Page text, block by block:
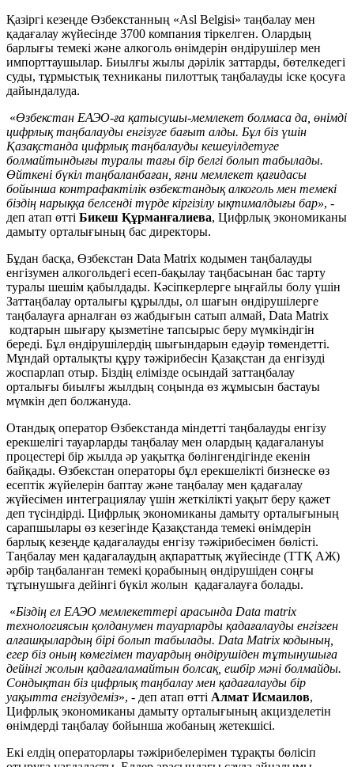
Қазіргі кезеңде Өзбекстанның «Asl Belgisi» таңбалау мен
қадағалау жүйесінде 3700 компания тіркелген. Олардың
барлығы темекі және алкоголь өнімдерін өндірушілер мен
импорттаушылар. Биылғы жылы дәрілік заттарды, бөтелкедегі
суды, тұрмыстық техниканы пилоттық таңбалауды іске қосуға
дайындалуда.
«Өзбекстан ЕАЭО-ға қатысушы-мемлекет болмаса да, өнімді
цифрлық таңбалауды енгізуге бағыт алды. Бұл біз үшін
Қазақстанда цифрлық таңбалауды кешеуілдетуге
болмайтындығы туралы тағы бір белгі болып табылады.
Өйткені бүкіл таңбаланбаған, яғни мемлекет қағидасы
бойынша контрафактілік өзбекстандық алкоголь мен темекі
біздің нарыққа белсенді түрде кіргізілу ықтималдығы бар», -
деп атап өтті Бикеш Құрманғалиева, Цифрлық экономиканы
дамыту орталығының бас директоры.
Бұдан басқа, Өзбекстан Data Matrix кодымен таңбалауды
енгізумен алкогольдегі есеп-бақылау таңбасынан бас тарту
туралы шешім қабылдады. Кәсіпкерлерге ыңғайлы болу үшін
Заттаңбалау орталығы құрылды, ол шағын өндірушілерге
таңбалауға арналған өз жабдығын сатып алмай, Data Matrix
кодтарын шығару қызметіне тапсырыс беру мүмкіндігін
береді. Бұл өндірушілердің шығындарын едәуір төмендетті.
Мұндай орталықты құру тәжірибесін Қазақстан да енгізуді
жоспарлап отыр. Біздің елімізде осындай заттаңбалау
орталығы биылғы жылдың соңында өз жұмысын бастауы
мүмкін деп болжануда.
Отандық оператор Өзбекстанда міндетті таңбалауды енгізу
ерекшелігі тауарларды таңбалау мен олардың қадағалануы
процестері бір жылда әр уақытқа бөлінгендігінде екенін
байқады. Өзбекстан операторы бұл ерекшелікті бизнеске өз
есептік жүйелерін баптау және таңбалау мен қадағалау
жүйесімен интеграциялау үшін жеткілікті уақыт беру қажет
деп түсіндірді. Цифрлық экономиканы дамыту орталығының
сарапшылары өз кезегінде Қазақстанда темекі өнімдерін
барлық кезеңде қадағалауды енгізу тәжірибесімен бөлісті.
Таңбалау мен қадағалаудың ақпараттық жүйесінде (ТТҚ АЖ)
әрбір таңбаланған темекі қорабының өндірушіден соңғы
тұтынушыға дейінгі бүкіл жолын қадағалауға болады.
«Біздің ел ЕАЭО мемлекеттері арасында Data matrix
технологиясын қолданумен тауарларды қадағалауды енгізген
алғашқылардың бірі болып табылады. Data Matrix кодының,
егер біз оның көмегімен тауардың өндірушіден тұтынушыға
дейінгі жолын қадағаламайтын болсақ, ешбір мәні болмайды.
Сондықтан біз цифрлық таңбалау мен қадағалауды бір
уақытта енгізудеміз», - деп атап өтті Алмат Исмаилов,
Цифрлық экономиканы дамыту орталығының акцизделетін
өнімдерді таңбалау бойынша жобаның жетекшісі.
Екі елдің операторлары тәжірибелерімен тұрақты бөлісіп